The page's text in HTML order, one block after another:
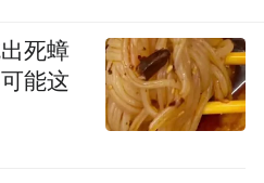
死蟑
能这